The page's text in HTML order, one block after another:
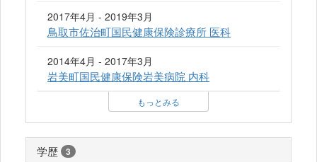
2017年4月 - 2019年3月
鳥取市佐治町国民健康保険診療所 医科
2014年4月 - 2017年3月
岩美町国民健康保険岩美病院 内科
もっとみる
学歴 3